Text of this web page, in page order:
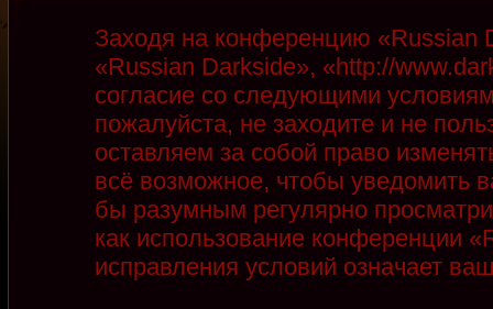
Заходя на конференцию
«Russian Darkside», «http://
согласие со следующими
пожалуйста, не заходите и не
оставляем за собой право
всё возможное, чтобы уведомить
бы разумным регулярно
как использование конференции
исправления условий означает